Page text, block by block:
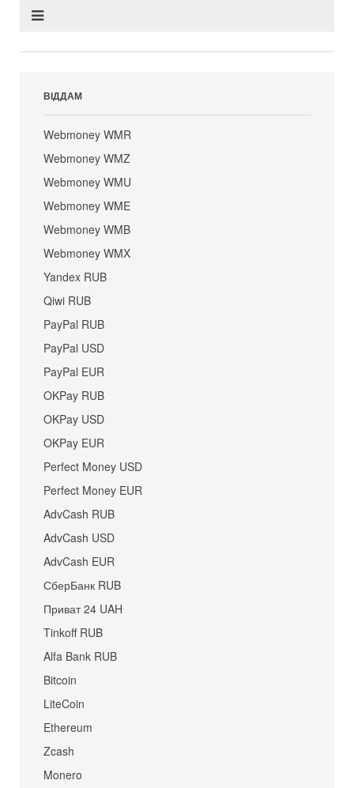
ВІДДАМ
Webmoney WMR
Webmoney WMZ
Webmoney WMU
Webmoney WME
Webmoney WMB
Webmoney WMX
Yandex RUB
Qiwi RUB
PayPal RUB
PayPal USD
PayPal EUR
OKPay RUB
OKPay USD
OKPay EUR
Perfect Money USD
Perfect Money EUR
AdvCash RUB
AdvCash USD
AdvCash EUR
СберБанк RUB
Приват 24 UAH
Tinkoff RUB
Alfa Bank RUB
Bitcoin
LiteCoin
Ethereum
Zcash
Monero